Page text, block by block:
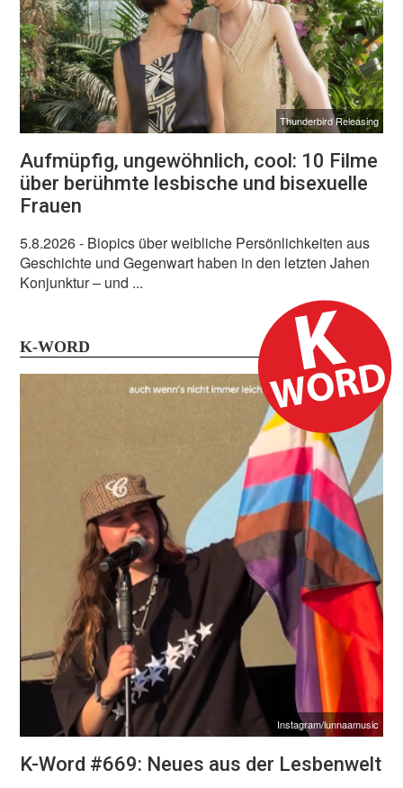
Thunderbird Releasing
Aufmüpfig, ungewöhnlich, cool: 10 Filme
über berühmte lesbische und bisexuelle
Frauen
5.8.2026- Biopics über weibliche Persönlichkeiten aus
Geschichte und Gegenwart haben in den letzten Jahen
Konjunktur – und ...
K-WORD
Instagram/lunnaamusic
K-Word #669: Neues aus der Lesbenwelt